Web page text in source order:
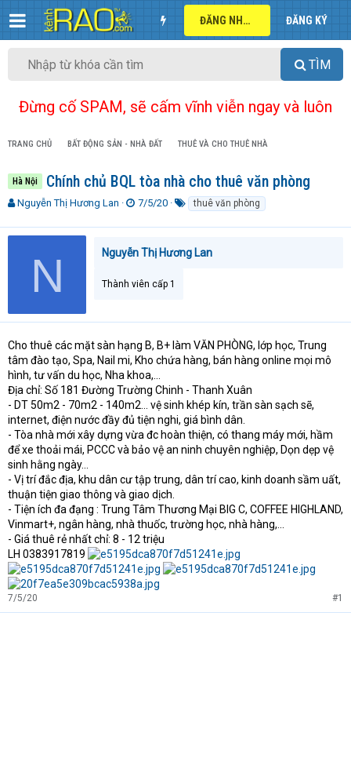
ĐĂNG NHẬP ĐĂNG KÝ
TÌM
Đừng cố SPAM, sẽ cấm vĩnh viễn ngay và luôn
TRANG CHỦ BẤT ĐỘNG SẢN - NHÀ ĐẤT THUÊ VÀ CHO THUÊ NHÀ
Hà Nội Chính chủ BQL tòa nhà cho thuê văn phòng
T
r
a
t
e
r
Nguyễn Thị Hương Lan
N
à
y
g
i
7/5/20
k
ó
thuê văn phòng
N Nguyễn Thị Hương Lan
Thành viên cấp 1
Cho thuê các mặt sàn hạng B, B+ làm VĂN PHÒNG, lớp học, Trung
tâm đào tạo, Spa, Nail mi, Kho chứa hàng, bán hàng online mọi mô
hình, tư vấn du học, Nha khoa,...
Địa chỉ: Số 181 Đường Trường Chinh - Thanh Xuân
- DT 50m2 - 70m2 - 140m2... vệ sinh khép kín, trần sàn sạch sẽ,
internet, điện nước đầy đủ tiện nghi, giá bình dân.
- Tòa nhà mới xây dựng vừa đc hoàn thiện, có thang máy mới, hầm
để xe thoải mái, PCCC và bảo vệ an ninh chuyên nghiệp, Dọn dẹp vệ
sinh hằng ngày...
- Vị trí đắc địa, khu dân cư tập trung, dân trí cao, kinh doanh sầm uất,
thuận tiện giao thông và giao dịch.
- Tiện ích đa đạng : Trung Tâm Thương Mại BIG C, COFFEE HIGHLAND,
Vinmart+, ngân hàng, nhà thuốc, trường học, nhà hàng,...
- Giá thuê rẻ nhất chỉ: 8 - 12 triệu
LH 0383917819
7/5/20 #1